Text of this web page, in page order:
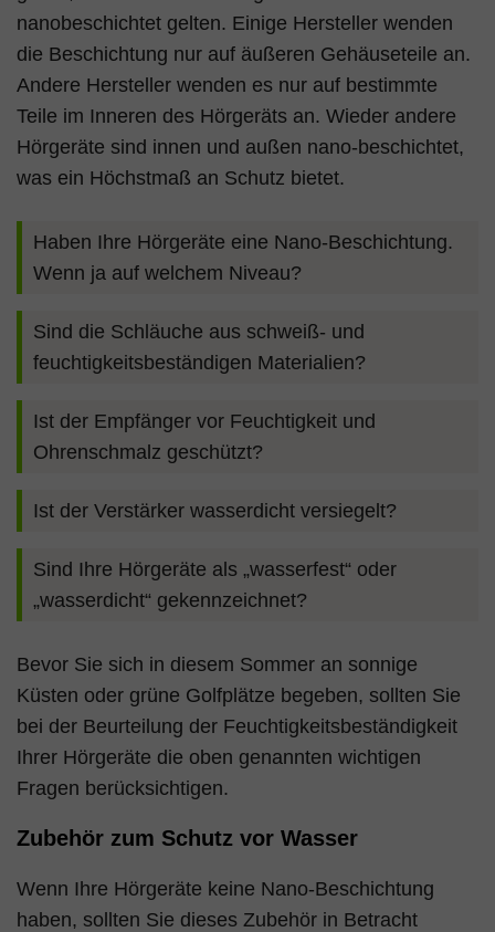
nanobeschichtet gelten. Einige Hersteller wenden
die Beschichtung nur auf äußeren Gehäuseteile an.
Andere Hersteller wenden es nur auf bestimmte
Teile im Inneren des Hörgeräts an. Wieder andere
Hörgeräte sind innen und außen nano-beschichtet,
was ein Höchstmaß an Schutz bietet.
Haben Ihre Hörgeräte eine Nano-Beschichtung.
Wenn ja auf welchem Niveau?
Sind die Schläuche aus schweiß- und
feuchtigkeitsbeständigen Materialien?
Ist der Empfänger vor Feuchtigkeit und
Ohrenschmalz geschützt?
Ist der Verstärker wasserdicht versiegelt?
Sind Ihre Hörgeräte als „wasserfest“ oder
„wasserdicht“ gekennzeichnet?
Bevor Sie sich in diesem Sommer an sonnige
Küsten oder grüne Golfplätze begeben, sollten Sie
bei der Beurteilung der Feuchtigkeitsbeständigkeit
Ihrer Hörgeräte die oben genannten wichtigen
Fragen berücksichtigen.
Zubehör zum Schutz vor Wasser
Wenn Ihre Hörgeräte keine Nano-Beschichtung
haben, sollten Sie dieses Zubehör in Betracht